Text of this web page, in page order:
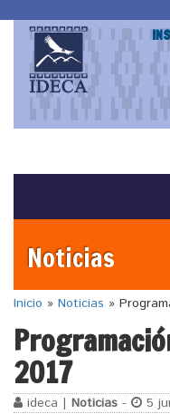
Noticias
Inicio » Noticias »
2017
ideca | Noticias - 5